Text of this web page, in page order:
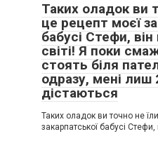
Таких оладок ви
це рецепт моєї
бабусі Стефи,
світі! Я поки
стоять біля
одразу, мені лиш
дістаються
Таких оладок ви точно не
закарпатської бабусі Стефи,